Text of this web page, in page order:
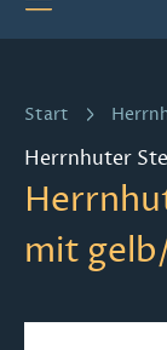
Start
Herrnhuter
mit
Bildergalerie